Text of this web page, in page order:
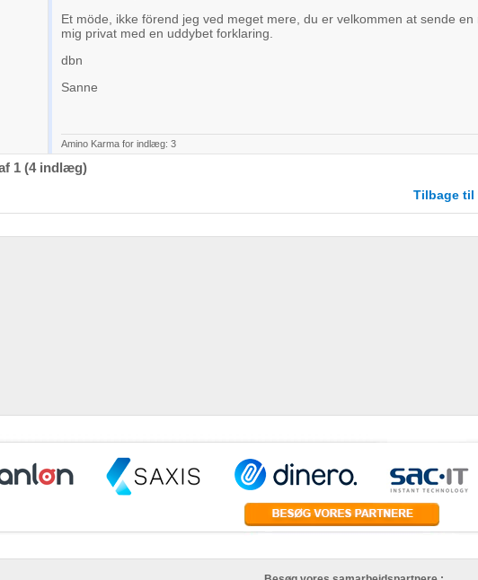
Et möde, ikke förend jeg ved meget mere, du er velkommen at sende en
mig privat med en uddybet forklaring.
dbn
Sanne
Amino Karma for indlæg: 3
1 (4 indlæg)
Tilbage til
vælge indhold